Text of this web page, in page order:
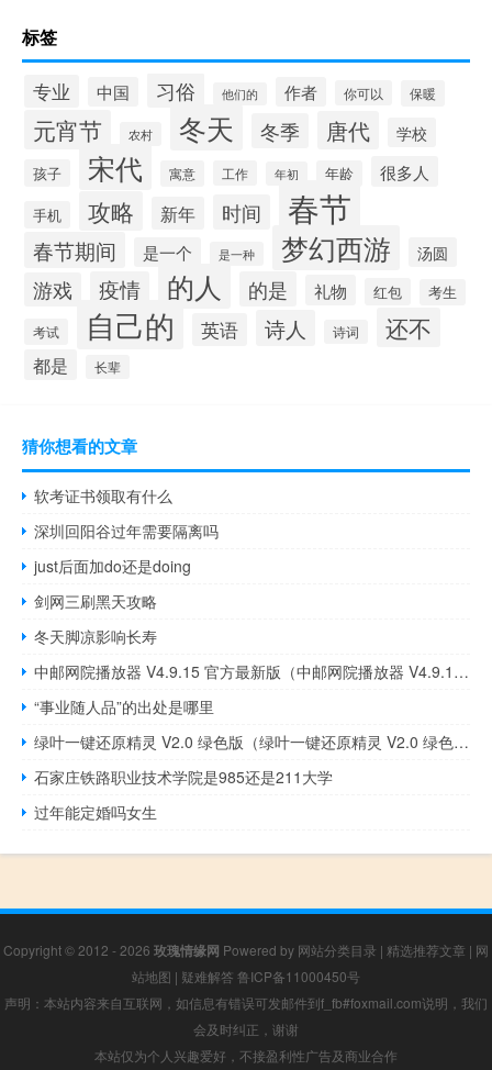
标签
专业 中国 习俗 他们的 作者 你可以 保暖
元宵节 农村 冬天 冬季 唐代 学校
孩子 宋代 寓意 工作 年初 年龄 很多人
手机 攻略 新年 时间 春节
春节期间 是一个 是一种 梦幻西游 汤圆
游戏 疫情 的人 的是 礼物 红包
考生
考试
自己的 英语 诗人 诗词 还不
都是 长辈
猜你想看的文章
软考证书领取有什么
深圳回阳谷过年需要隔离吗
just后面加do还是doing
剑网三刷黑天攻略
冬天脚凉影响长寿
中邮网院播放器 V4.9.15 官方最新版（中邮网院播放器 V4.9.15 官方最新版功能简介）
“事业随人品”的出处是哪里
绿叶一键还原精灵 V2.0 绿色版（绿叶一键还原精灵 V2.0 绿色版功能简介）
石家庄铁路职业技术学院是985还是211大学
过年能定婚吗女生
Copyright © 2012 - 2026 玫瑰情缘网 Powered by 网站分类目录 | 精选推荐文章 | 网
站地图 | 疑难解答 鲁ICP备11000450号
声明：本站内容来自互联网，如信息有错误可发邮件到f_fb#foxmail.com说明，我们
会及时纠正，谢谢
本站仅为个人兴趣爱好，不接盈利性广告及商业合作